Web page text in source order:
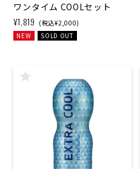
ワンタイム COOLセット
¥1,819 (税込¥2,000)
NEW
SOLD OUT